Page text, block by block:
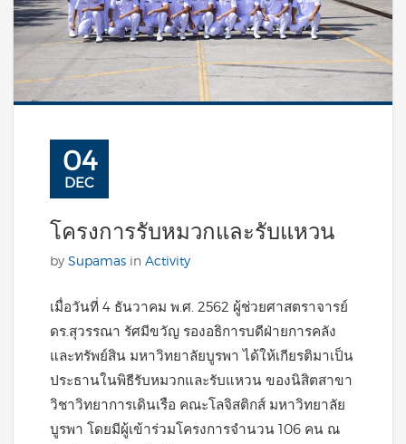
04
DEC
โครงการรับหมวกและรับแหวน
by Supamas in Activity
เมื่อวันที่ 4 ธันวาคม พ.ศ. 2562 ผู้ช่วยศาสตราจารย์
ดร.สุวรรณา รัศมีขวัญ รองอธิการบดีฝ่ายการคลัง
และทรัพย์สิน มหาวิทยาลัยบูรพา ได้ให้เกียรติมาเป็น
ประธานในพิธีรับหมวกและรับแหวน ของนิสิตสาขา
วิชาวิทยาการเดินเรือ คณะโลจิสติกส์ มหาวิทยาลัย
บูรพา โดยมีผู้เข้าร่วมโครงการจำนวน 106 คน ณ